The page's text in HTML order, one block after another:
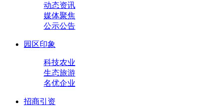
动态资讯
媒体聚焦
公示公告
园区印象
科技农业
生态旅游
名优企业
招商引资